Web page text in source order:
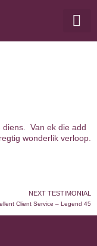
diens. Van ek die add
wonderlik verloop.
NEXT TESTIMONIAL
Client Service – Legend 45